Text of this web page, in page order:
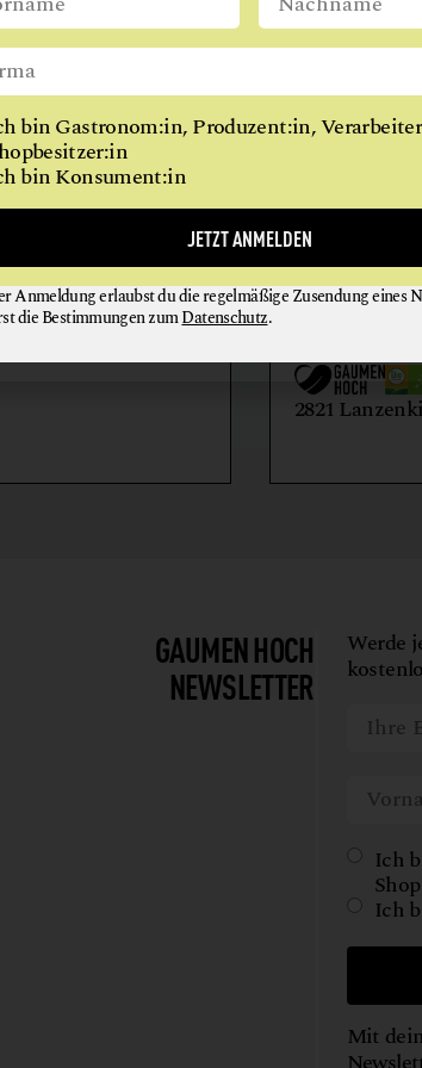
WIEN
an der Donau
BIO-
LILIENHOF
EIER +
2821
GAUMEN HOCH
NEWSLETTER
Werde
Ich
Ich
Mit
bin Gastronom:in, Produzent:in,
bin Konsument:in
JETZT ANMELDEN
Anmeldung erlaubst du die regelmäßige Zusendung eines
die Bestimmungen zumDatenschutz.